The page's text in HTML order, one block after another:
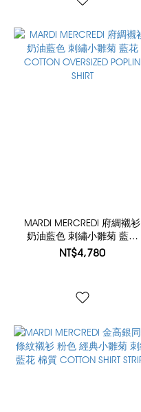
MARDI MERCREDI 府綢襯衫
奶油藍色 刺繡小雛菊 藍花
COTTON OVERSIZED POPLIN
NT$4,780